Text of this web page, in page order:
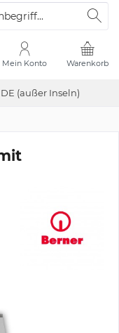
(außer Inseln)
Warenkorb
Mein Konto